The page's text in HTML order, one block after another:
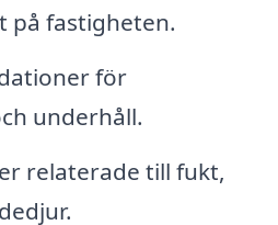
på fastigheten.
för
underhåll.
relaterade till fukt,